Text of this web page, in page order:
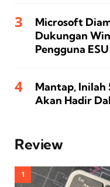
Microsoft
Dukungan
Pengguna
Mantap, Inilah
Akan Hadir
Review